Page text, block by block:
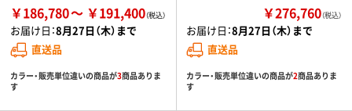
￥186,780 ￥191,400
お届け日：8月27日（木）まで
直送品
カラー・販売単位違いの商品が3商品ありま
す
￥276,760（税込）
お届け日：8月27日（木）まで
直送品
カラー・販売単位違いの商品が2商品ありま
す